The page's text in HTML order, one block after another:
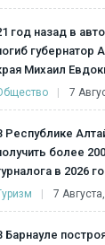
год назад в
губернатор
Михаил
7
Республике
более
в 2026
7
Барнауле